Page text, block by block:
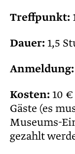
Treffpunkt:
Dauer: 1,5
Anmeldung:
Kosten: 10
Gäste (es
Museums-
gezahlt